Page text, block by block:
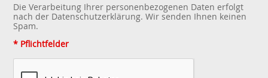
Die Verarbeitung Ihrer personenbezogenen Daten erfolgt
nach der Datenschutzerklärung. Wir senden Ihnen keinen
Spam.
* Pflichtfelder